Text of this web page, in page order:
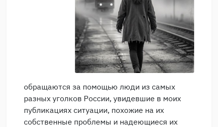
обращаются за помощью люди из самых
разных уголков России, увидевшие в моих
публикациях ситуации, похожие на их
собственные проблемы и надеющиеся их